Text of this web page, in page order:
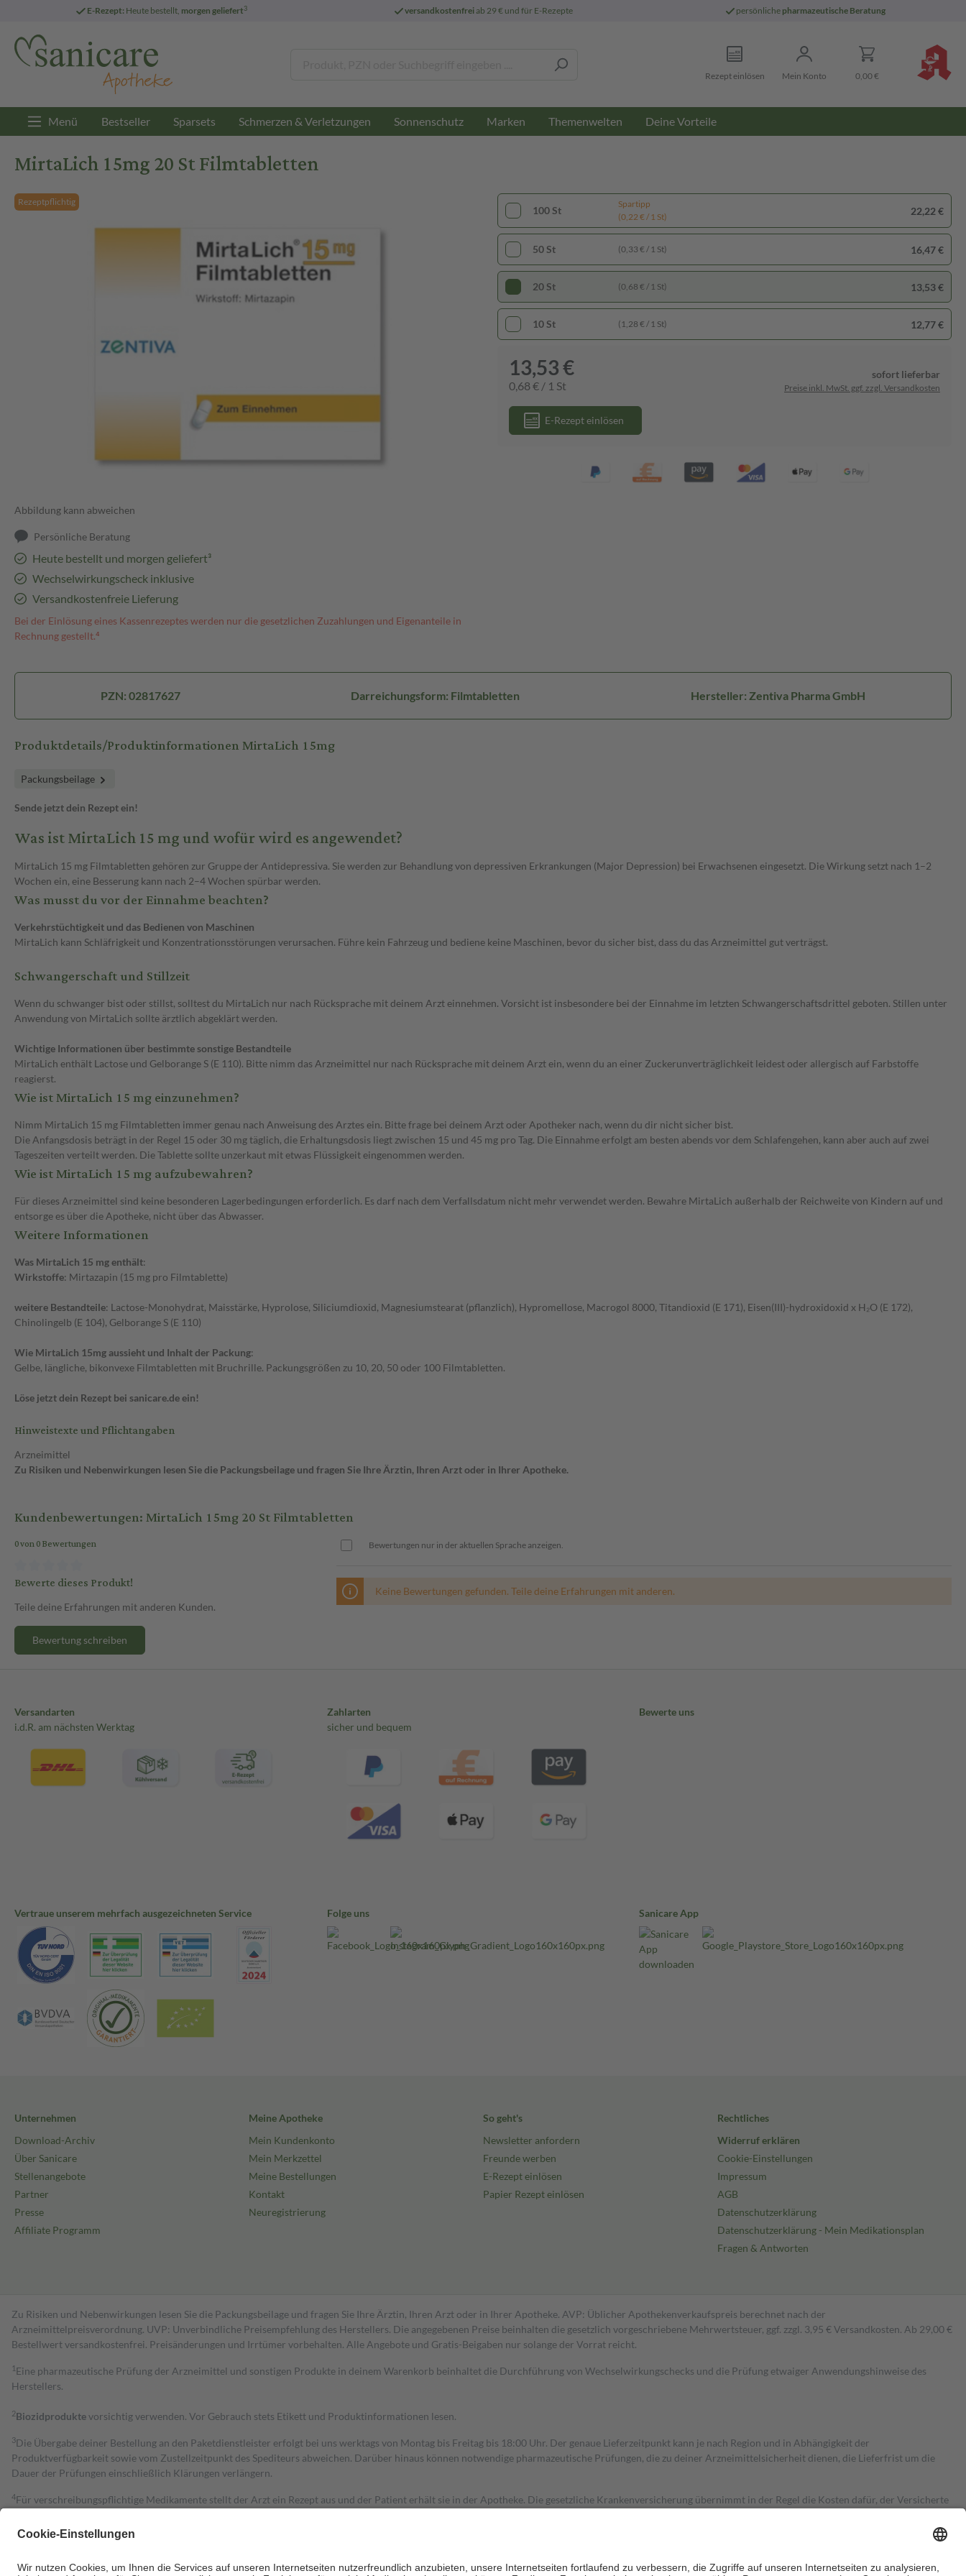
E-Rezept: Heute bestellt, morgen geliefert3 versandkostenfreiab 29 € und für E-Rezepte persönliche pharmazeutische Beratung
Rezept einlösen Mein Konto 0,00 €
Menü Bestseller Sparsets Schmerzen & Verletzungen Sonnenschutz Marken Themenwelten Deine Vorteile
MirtaLich 15mg 20 St Filmtabletten
Rezeptpflichtig
Abbildung kann abweichen
Persönliche Beratung
Heute bestellt und morgen geliefert³
Wechselwirkungscheck inklusive
Versandkostenfreie Lieferung
Bei der Einlösung eines Kassenrezeptes werden nur die gesetzlichen Zuzahlungen und Eigenanteile in
Rechnung gestellt.⁴
100 St
Spartipp
(0,22 € / 1 St)
22,22 €
50 St (0,33 € / 1 St) 16,47 €
20 St (0,68 € / 1 St) 13,53 €
10 St (1,28 € / 1 St) 12,77 €
13,53 €
0,68 € / 1 St
sofort lieferbar
Preise inkl. MwSt. ggf. zzgl. Versandkosten
E-Rezept einlösen
PZN: 02817627 Darreichungsform: Filmtabletten Hersteller: Zentiva Pharma GmbH
Produktdetails/Produktinformationen MirtaLich 15mg
Packungsbeilage
Sende jetzt dein Rezept ein!
Was ist MirtaLich 15 mg und wofür wird es angewendet?
MirtaLich 15 mg Filmtabletten gehören zur Gruppe der Antidepressiva. Sie werden zur Behandlung von depressiven Erkrankungen (Major Depression) bei Erwachsenen eingesetzt. Die Wirkung setzt nach 1–2
Wochen ein, eine Besserung kann nach 2–4 Wochen spürbar werden.
Was musst du vor der Einnahme beachten?
Verkehrstüchtigkeit und das Bedienen von Maschinen
MirtaLich kann Schläfrigkeit und Konzentrationsstörungen verursachen. Führe kein Fahrzeug und bediene keine Maschinen, bevor du sicher bist, dass du das Arzneimittel gut verträgst.
Schwangerschaft und Stillzeit
Wenn du schwanger bist oder stillst, solltest du MirtaLich nur nach Rücksprache mit deinem Arzt einnehmen. Vorsicht ist insbesondere bei der Einnahme im letzten Schwangerschaftsdrittel geboten. Stillen unter
Anwendung von MirtaLich sollte ärztlich abgeklärt werden.
Wichtige Informationen über bestimmte sonstige Bestandteile
MirtaLich enthält Lactose und Gelborange S (E 110). Bitte nimm das Arzneimittel nur nach Rücksprache mit deinem Arzt ein, wenn du an einer Zuckerunverträglichkeit leidest oder allergisch auf Farbstoffe
reagierst.
Wie ist MirtaLich 15 mg einzunehmen?
Nimm MirtaLich 15 mg Filmtabletten immer genau nach Anweisung des Arztes ein. Bitte frage bei deinem Arzt oder Apotheker nach, wenn du dir nicht sicher bist.
Die Anfangsdosis beträgt in der Regel 15 oder 30 mg täglich, die Erhaltungsdosis liegt zwischen 15 und 45 mg pro Tag. Die Einnahme erfolgt am besten abends vor dem Schlafengehen, kann aber auch auf zwei
Tageszeiten verteilt werden. Die Tablette sollte unzerkaut mit etwas Flüssigkeit eingenommen werden.
Wie ist MirtaLich 15 mg aufzubewahren?
Für dieses Arzneimittel sind keine besonderen Lagerbedingungen erforderlich. Es darf nach dem Verfallsdatum nicht mehr verwendet werden. Bewahre MirtaLich außerhalb der Reichweite von Kindern auf und
entsorge es über die Apotheke, nicht über das Abwasser.
Weitere Informationen
Was MirtaLich 15 mg enthält:
Wirkstoffe: Mirtazapin (15 mg pro Filmtablette)
weitere Bestandteile: Lactose-Monohydrat, Maisstärke, Hyprolose, Siliciumdioxid, Magnesiumstearat (pflanzlich), Hypromellose, Macrogol 8000, Titandioxid (E 171), Eisen(III)-hydroxidoxid x H₂O (E 172),
Chinolingelb (E 104), Gelborange S (E 110)
Wie MirtaLich 15mg aussieht und Inhalt der Packung:
Gelbe, längliche, bikonvexe Filmtabletten mit Bruchrille. Packungsgrößen zu 10, 20, 50 oder 100 Filmtabletten.
Löse jetzt dein Rezept bei sanicare.de ein!
Hinweistexte und Pflichtangaben
Arzneimittel
Zu Risiken und Nebenwirkungen lesen Sie die Packungsbeilage und fragen Sie Ihre Ärztin, Ihren Arzt oder in Ihrer Apotheke.
Kundenbewertungen: MirtaLich 15mg 20 St Filmtabletten
0 von 0 Bewertungen
Bewerte dieses Produkt!
Teile deine Erfahrungen mit anderen Kunden.
Bewertung schreiben
Bewertungen nur in der aktuellen Sprache anzeigen.
Keine Bewertungen gefunden. Teile deine Erfahrungen mit anderen.
Versandarten
i.d.R. am nächsten Werktag
Zahlarten
sicher und bequem
Bewerte uns
Vertraue unserem mehrfach ausgezeichneten Service Folge uns Sanicare App
Unternehmen
Download-Archiv
Über Sanicare
Stellenangebote
Partner
Presse
Affiliate Programm
Meine Apotheke
Mein Kundenkonto
Mein Merkzettel
Meine Bestellungen
Kontakt
Neuregistrierung
So geht's
Newsletter anfordern
Freunde werben
E-Rezept einlösen
Papier Rezept einlösen
Rechtliches
Widerruf erklären
Cookie-Einstellungen
Impressum
AGB
Datenschutzerklärung
Datenschutzerklärung - Mein Medikationsplan
Fragen & Antworten
Zu Risiken und Nebenwirkungen lesen Sie die Packungsbeilage und fragen Sie Ihre Ärztin, Ihren Arzt oder in Ihrer Apotheke. AVP: Üblicher Apothekenverkaufspreis berechnet nach der
Arzneimittelpreisverordnung. UVP: Unverbindliche Preisempfehlung des Herstellers. Die angegebenen Preise beinhalten die gesetzlich vorgeschriebene Mehrwertsteuer, ggf. zzgl. 3,95 € Versandkosten. Ab 29,00 €
Bestell­wert versand­kosten­frei. Preisänderungen und Irrtümer vorbehalten. Alle Angebote und Gratis-Beigaben nur solange der Vorrat reicht.
1 Eine pharmazeutische Prüfung der Arzneimittel und sonstigen Produkte in deinem Warenkorb beinhaltet die Durchführung von Wechselwirkungschecks und die Prüfung etwaiger Anwendungshinweise des
Herstellers.
2Biozidproduktevorsichtig verwenden. Vor Gebrauch stets Etikett und Produktinformationen lesen.
3Die Übergabe deiner Bestellung an den Paketdienstleister erfolgt bei uns werktags von Montag bis Freitag bis 18:00 Uhr. Der genaue Lieferzeitpunkt kann je nach Region und in Abhängigkeit der
Produktverfügbarkeit sowie vom Zustellzeitpunkt des Spediteurs abweichen. Darüber hinaus können notwendige pharmazeutische Prüfungen, die zu deiner Arzneimittelsicherheit dienen, die Lieferfrist um die
Dauer der Prüfungen einschließlich Klärungen verlängern.
4Für verschreibungspflichtige Medikamente stellt der Arzt ein Rezept aus und der Patient erhält sie in der Apotheke. Die gesetzliche Krankenversicherung übernimmt in der Regel die Kosten dafür, der Versicherte
Grundsätzlich leisten Mitglieder Zuzahlungen in Höhe von zehn Prozent des Abgabepreises,
Es sind jedoch nie mehr als die tatsächlichen Kosten der Leistung